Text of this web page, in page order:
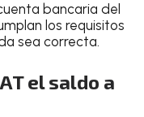
bancaria del
los requisitos
sea correcta.
el saldo a